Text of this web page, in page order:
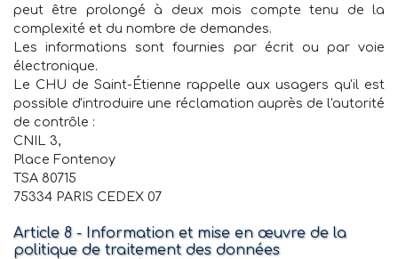
peut être prolongé à deux mois compte tenu de la
complexité et du nombre de demandes.
Les informations sont fournies par écrit ou par voie
électronique.
Le CHU de Saint-Étienne rappelle aux usagers qu'il est
possible d'introduire une réclamation auprès de l'autorité
de contrôle :
CNIL 3,
Place Fontenoy
TSA 80715
75334 PARIS CEDEX 07
Article 8 - Information et mise en œuvre de la
politique de traitement des données